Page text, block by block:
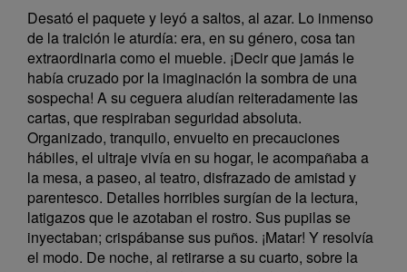
Desató el paquete y leyó a saltos, al azar. Lo inmenso
de la traición le aturdía: era, en su género, cosa tan
extraordinaria como el mueble. ¡Decir que jamás le
había cruzado por la imaginación la sombra de una
sospecha! A su ceguera aludían reiteradamente las
cartas, que respiraban seguridad absoluta.
Organizado, tranquilo, envuelto en precauciones
hábiles, el ultraje vivía en su hogar, le acompañaba a
la mesa, a paseo, al teatro, disfrazado de amistad y
parentesco. Detalles horribles surgían de la lectura,
latigazos que le azotaban el rostro. Sus pupilas se
inyectaban; crispábanse sus puños. ¡Matar! Y resolvía
el modo. De noche, al retirarse a su cuarto, sobre la